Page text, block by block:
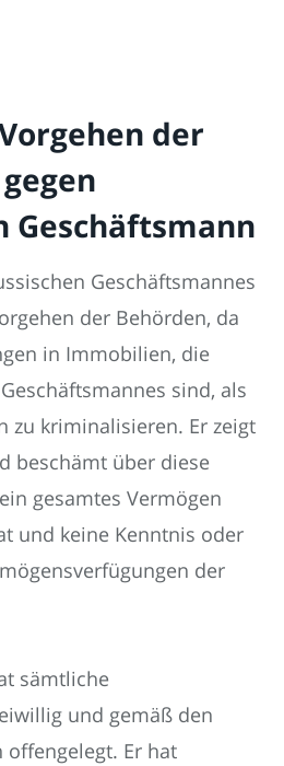
der
Geschäftsmann
Geschäftsmannes
der Behörden, da
in Immobilien, die
sind, als
zu kriminalisieren. Er zeigt
beschämt über diese
gesamtes Vermögen
und keine Kenntnis oder
der
sämtliche
und gemäß den
offengelegt. Er hat